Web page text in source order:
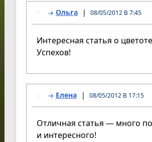
Ольга 08/05/2012 В 7:45
Интересная статья о
Успехов!
Елена 08/05/2012 В 17:15
Отличная статья — много
и интересного!